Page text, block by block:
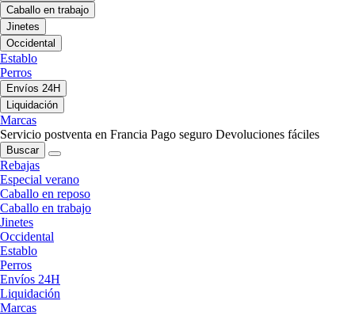
Caballo en trabajo
Jinetes
Occidental
Establo
Perros
Envíos 24H
Liquidación
Marcas
Servicio postventa en Francia Pago seguro Devoluciones fáciles
Buscar
Rebajas
Especial verano
Caballo en reposo
Caballo en trabajo
Jinetes
Occidental
Establo
Perros
Envíos 24H
Liquidación
Marcas